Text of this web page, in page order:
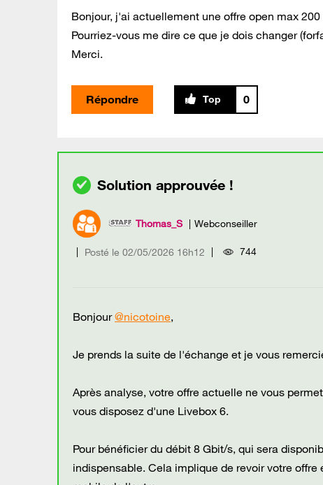
Bonjour, j'ai actuellement une offre open max 200
Pourriez-vous me dire ce que je dois changer
Merci.
Répondre 0
Thomas_S Webconseiller
Posté le ‎02/05/2026 16h12 744
Bonjour@nicotoine,
Je prends la suite de l'échange et je vous
Après analyse, votre offre actuelle ne vous
vous disposez d'une Livebox 6.
Pour bénéficier du débit 8 Gbit/s, qui sera
indispensable. Cela implique de revoir votre